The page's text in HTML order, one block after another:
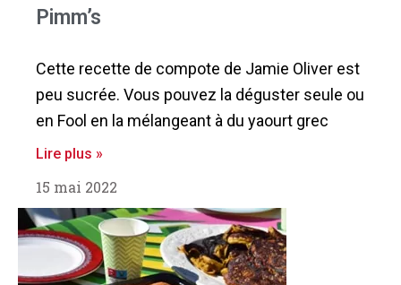
Pimm’s
Cette recette de compote de Jamie Oliver est
peu sucrée. Vous pouvez la déguster seule ou
en Fool en la mélangeant à du yaourt grec
Lire plus »
15 mai 2022